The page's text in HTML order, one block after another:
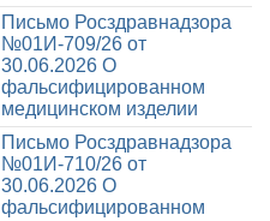
Письмо Росздравнадзора
№01И-709/26 от
30.06.2026 О
фальсифицированном
медицинском изделии
Письмо Росздравнадзора
№01И-710/26 от
30.06.2026 О
фальсифицированном